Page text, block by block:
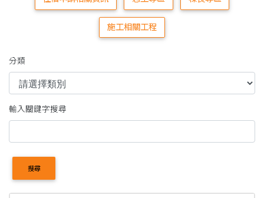
施工相關工程
分類
輸入關鍵字搜尋
搜尋